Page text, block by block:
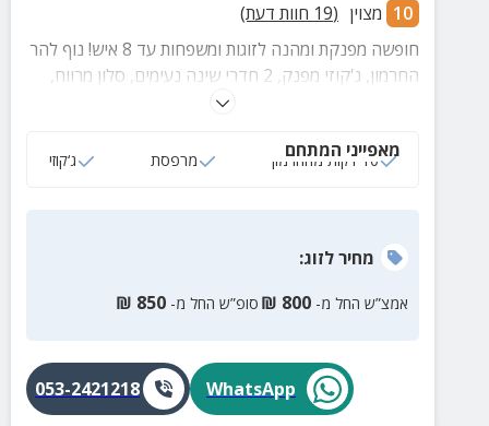
10 מצוין (
19 חוות דעת)
חופשה מפנקת ומהנה לזוגות ומשפחות עד 8 איש! נוף להר
החרמון, ג'קוזי מפנק, 2 חדרי שינה נעימים, סלון מרווח,
מטבחון מאובזר ורק 10 דק' נסיעה מהחרמון ואטרקציות
מאפייני המתחם
10 דקות מהחרמון מרפסת ג‘קוזי
מחירלזוג:
אמצ”ש החל מ- 800
₪ סופ”ש החל מ- 850
₪
WhatsApp
053-2421218